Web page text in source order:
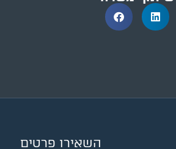
השאירו פרטים